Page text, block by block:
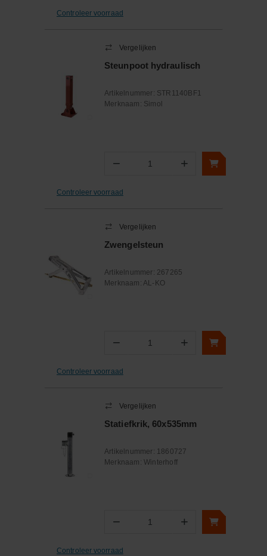
Controleer voorraad
Vergelijken
Steunpoot hydraulisch
Artikelnummer: STR1140BF1
Merknaam: Simol
− Aantal +
Controleer voorraad
Vergelijken
Zwengelsteun
Artikelnummer: 267265
Merknaam: AL-KO
− Aantal +
Controleer voorraad
Vergelijken
Statiefkrik, 60x535mm
Artikelnummer: 1860727
Merknaam: Winterhoff
− Aantal +
Controleer voorraad